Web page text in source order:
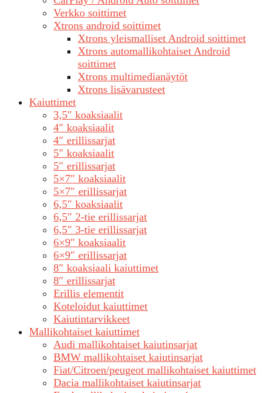
Verkko soittimet
Xtrons android soittimet
Xtrons yleismalliset Android soittimet
Xtrons automallikohtaiset Android
soittimet
Xtrons multimedianäytöt
Xtrons lisävarusteet
Kaiuttimet
3,5″ koaksiaalit
4″ koaksiaalit
4″ erillissarjat
5″ koaksiaalit
5″ erillissarjat
5×7″ koaksiaalit
5×7″ erillissarjat
6,5″ koaksiaalit
6,5″ 2-tie erillissarjat
6,5″ 3-tie erillissarjat
6×9″ koaksiaalit
6×9″ erillissarjat
8″ koaksiaali kaiuttimet
8″ erillissarjat
Erillis elementit
Koteloidut kaiuttimet
Kaiutintarvikkeet
Mallikohtaiset kaiuttimet
Audi mallikohtaiset kaiutinsarjat
BMW mallikohtaiset kaiutinsarjat
Fiat/Citroen/peugeot mallikohtaiset kaiuttimet
Dacia mallikohtaiset kaiutinsarjat